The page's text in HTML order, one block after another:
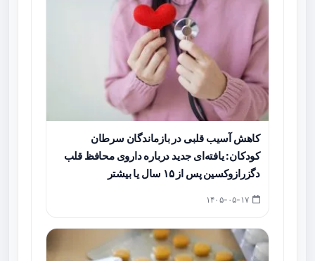
کاهش آسیب قلبی در بازماندگان سرطان
کودکان: یافته‌ای جدید درباره داروی محافظ قلب
دگزرازوکسین پس از ۱۵ سال یا بیشتر